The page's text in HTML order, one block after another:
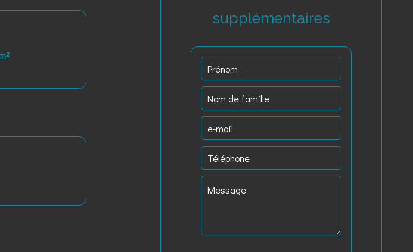
supplémentaires